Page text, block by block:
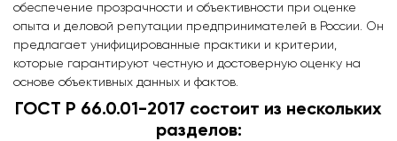
обеспечение прозрачности и объективности при оценке
опыта и деловой репутации предпринимателей в России. Он
предлагает унифицированные практики и критерии,
которые гарантируют честную и достоверную оценку на
основе объективных данных и фактов.
ГОСТ Р 66.0.01-2017 состоит из нескольких
разделов: